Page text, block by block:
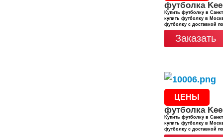
футболка
Купить футболку в
купить футболку в
футболку с доставкой
Заказать
ЦЕНЫ
футболка
Купить футболку в
купить футболку в
футболку с доставкой